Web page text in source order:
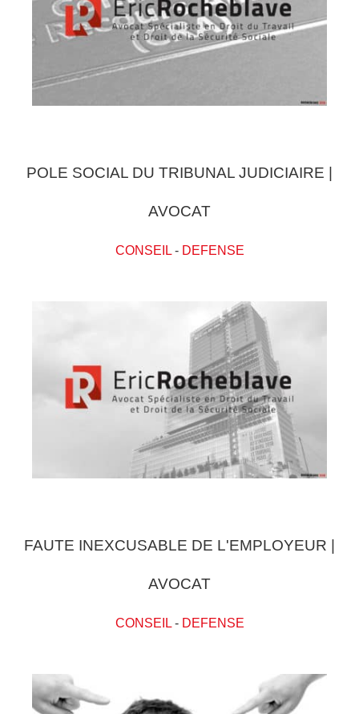
POLE SOCIAL DU TRIBUNAL JUDICIAIRE |
AVOCAT
CONSEIL- DEFENSE
FAUTE INEXCUSABLE DE L'EMPLOYEUR |
AVOCAT
CONSEIL- DEFENSE